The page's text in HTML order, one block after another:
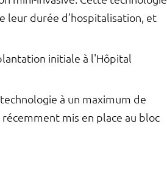
leur durée d’hospitalisation, et
initiale à l'Hôpital
à un maximum de
mis en place au bloc